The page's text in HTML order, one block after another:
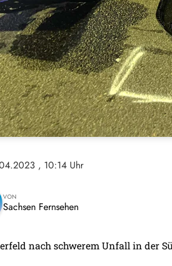
, 10:14 Uhr
VON
Sachsen Fernsehen
nach schwerem Unfall in der